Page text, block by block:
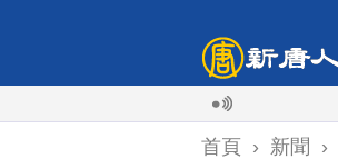
首頁 › 新聞 ›